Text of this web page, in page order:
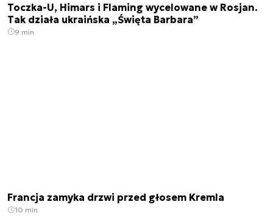
Toczka-U, Himars i Flaming wycelowane w Rosjan.
Tak działa ukraińska „Święta Barbara”
9 min.
Francja zamyka drzwi przed głosem Kremla
10 min.